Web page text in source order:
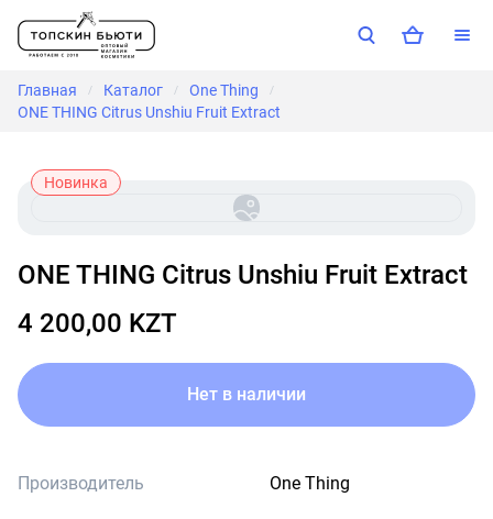
Главная / Каталог / One Thing /
ONE THING Citrus Unshiu Fruit Extract
Новинка
ONE THING Citrus Unshiu Fruit Extract
4 200,00 KZT
Нет в наличии
Производитель One Thing